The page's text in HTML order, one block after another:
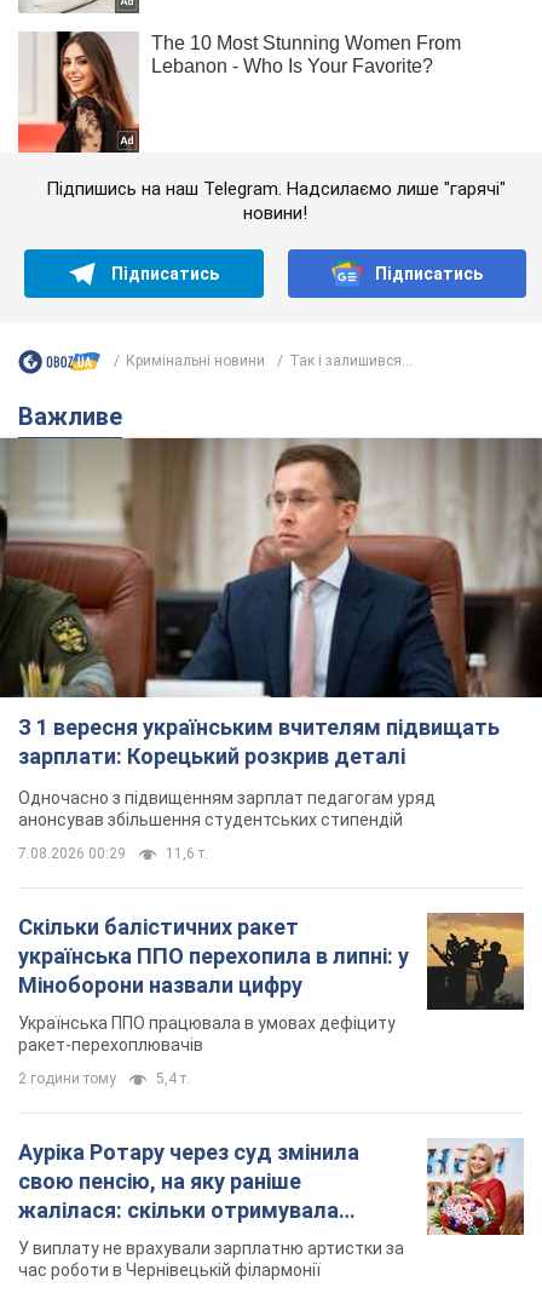
Підпишись на наш Telegram. Надсилаємо лише "гарячі"
новини!
Підписатись Підписатись
Кримінальні новини Так і залишився...
Важливе
З 1 вересня українським вчителям підвищать
зарплати: Корецький розкрив деталі
Одночасно з підвищенням зарплат педагогам уряд
анонсував збільшення студентських стипендій
7.08.2026 00:29 11,6 т.
Скільки балістичних ракет
українська ППО перехопила в липні: у
Міноборони назвали цифру
Українська ППО працювала в умовах дефіциту
ракет-перехоплювачів
2 години тому 5,4 т.
Ауріка Ротару через суд змінила
свою пенсію, на яку раніше
жалілася: скільки отримувала
співачка
У виплату не врахували зарплатню артистки за
час роботи в Чернівецькій філармонії